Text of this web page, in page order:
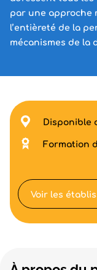
par une approche
l’entièreté de la
mécanismes de la
Disponible
Formation
Voir les